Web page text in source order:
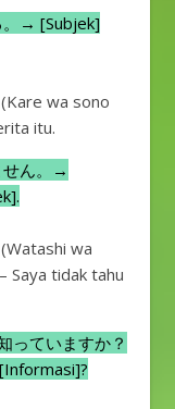
。→ [Subjek]
wa sono
itu.
せん。→
wa
Saya tidak tahu
っていますか？